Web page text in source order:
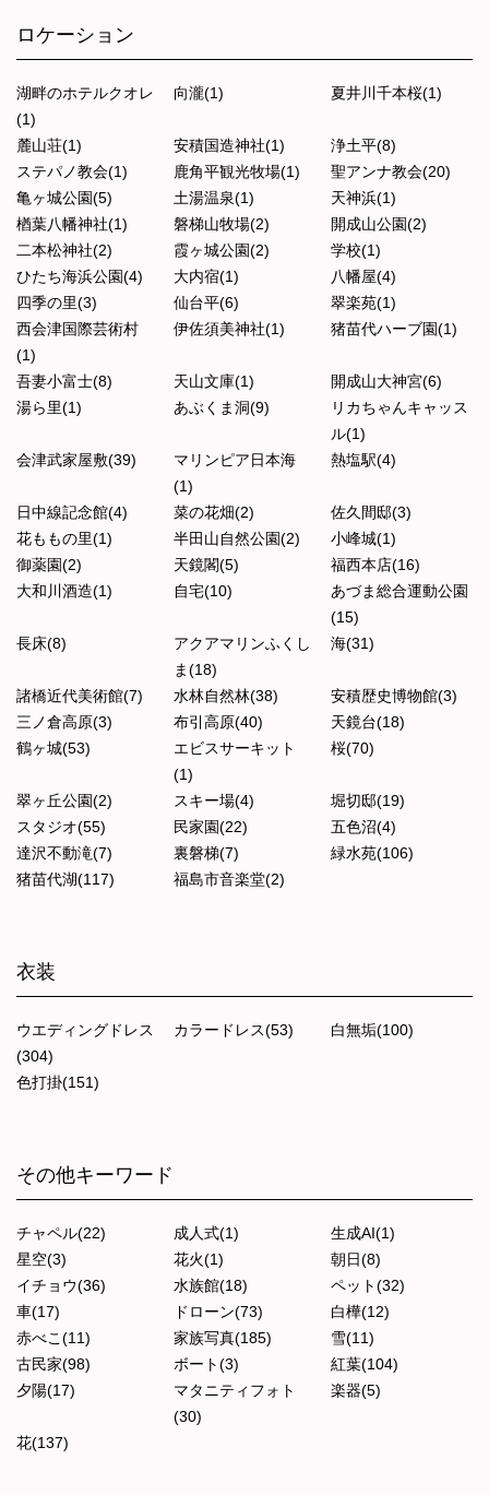
ロケーション
湖畔のホテルクオレ
(1)
向瀧(1) 夏井川千本桜(1)
麓山荘(1) 安積国造神社(1)
浄土平(8)
ステパノ教会(1)
鹿角平観光牧場(1)
聖アンナ教会(20)
亀ヶ城公園(5)
土湯温泉(1)
天神浜(1)
楢葉八幡神社(1)
磐梯山牧場(2)
開成山公園(2)
二本松神社(2)
霞ヶ城公園(2)
学校(1)
ひたち海浜公園(4)
大内宿(1)
八幡屋(4)
四季の里(3)
仙台平(6)
翠楽苑(1)
西会津国際芸術村
(1)
伊佐須美神社(1) 猪苗代ハーブ園(1)
吾妻小富士(8) 天山文庫(1)
開成山大神宮(6)
湯ら里(1)
あぶくま洞(9)
リカちゃんキャッス
ル(1)
会津武家屋敷(39)
マリンピア日本海
(1)
熱塩駅(4)
日中線記念館(4) 菜の花畑(2)
佐久間邸(3)
花ももの里(1)
半田山自然公園(2)
小峰城(1)
御薬園(2)
天鏡閣(5)
福西本店(16)
大和川酒造(1)
自宅(10)
あづま総合運動公園
(15)
長床(8)
アクアマリンふくし
ま(18)
海(31)
諸橋近代美術館(7) 水林自然林(38)
安積歴史博物館(3)
三ノ倉高原(3)
布引高原(40)
天鏡台(18)
鶴ヶ城(53)
エビスサーキット
(1)
桜(70)
翠ヶ丘公園(2) スキー場(4)
堀切邸(19)
スタジオ(55)
民家園(22)
五色沼(4)
達沢不動滝(7)
裏磐梯(7)
緑水苑(106)
猪苗代湖(117)
福島市音楽堂(2)
衣装
ウエディングドレス
(304)
カラードレス(53) 白無垢(100)
色打掛(151)
その他キーワード
チャペル(22) 成人式(1)
生成AI(1)
星空(3)
花火(1)
朝日(8)
イチョウ(36)
水族館(18)
ペット(32)
車(17)
ドローン(73)
白樺(12)
赤べこ(11)
家族写真(185)
雪(11)
古民家(98)
ボート(3)
紅葉(104)
夕陽(17)
マタニティフォト
(30)
楽器(5)
花(137)